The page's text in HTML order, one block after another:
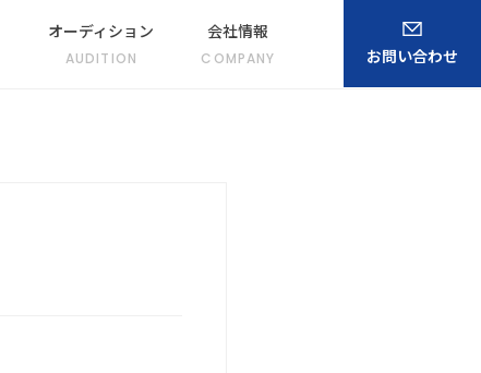
オーディション
AUDITION
会社情報
COMPANY お問い合わせ